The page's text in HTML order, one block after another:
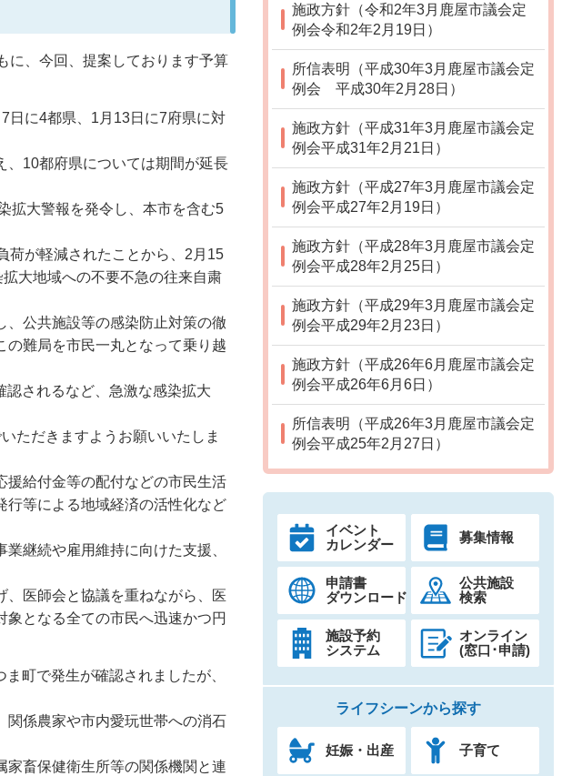
に、今回、提案しております予算
日に4都県、1月13日に7府県に対
、10都府県については期間が延長
拡大警報を発令し、本市を含む5
荷が軽減されたことから、2月15
大地域への不要不急の往来自粛
公共施設等の感染防止対策の徹
の難局を市民一丸となって乗り越
されるなど、急激な感染拡大
ただきますようお願いいたしま
援給付金等の配付などの市民生活
行等による地域経済の活性化など
継続や雇用維持に向けた支援、
、医師会と協議を重ねながら、医
となる全ての市民へ迅速かつ円
町で発生が確認されましたが、
関係農家や市内愛玩世帯への消石
畜保健衛生所等の関係機関と連
施政方針（令和2年3月鹿屋市議会定
例会令和2年2月19日）
所信表明（平成30年3月鹿屋市議会定
例会 平成30年2月28日）
施政方針（平成31年3月鹿屋市議会定
例会平成31年2月21日）
施政方針（平成27年3月鹿屋市議会定
例会平成27年2月19日）
施政方針（平成28年3月鹿屋市議会定
例会平成28年2月25日）
施政方針（平成29年3月鹿屋市議会定
例会平成29年2月23日）
施政方針（平成26年6月鹿屋市議会定
例会平成26年6月6日）
所信表明（平成26年3月鹿屋市議会定
例会平成25年2月27日）
イベント
カレンダー
募集情報
申請書
ダウンロード
公共施設
検索
施設予約
システム
オンライン
(窓口･申請)
ライフシーンから探す
妊娠・出産 子育て